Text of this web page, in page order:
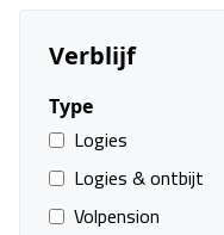
Verblijf
Type
Logies
Logies & ontbijt
Volpension
Louvre Hotel
26 sep. - 03 okt.
Vanafprijs p.p.
€ 281,00